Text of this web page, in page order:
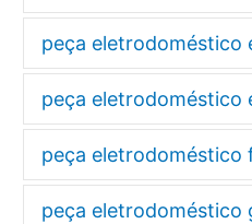
peça eletrodoméstico
peça eletrodoméstico
peça eletrodoméstico
peça eletrodoméstico